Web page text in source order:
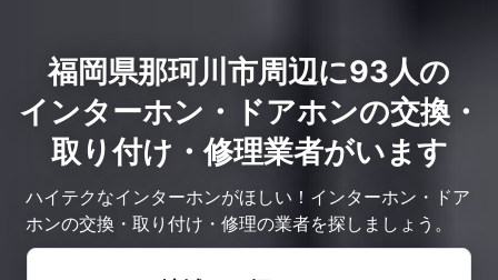
福岡県那珂川市周辺に93人の
インターホン・ドアホンの交換・
取り付け・修理業者がいます
ハイテクなインターホンがほしい！インターホン・ドア
ホンの交換・取り付け・修理の業者を探しましょう。